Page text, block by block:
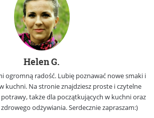
Helen G.
ogromną radość. Lubię poznawać nowe smaki i
kuchni. Na stronie znajdziesz proste i czytelne
także dla początkujących w kuchni oraz
odżywiania. Serdecznie zapraszam:)